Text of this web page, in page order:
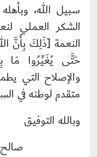
سبيل الله،
الشكر العملي
النعمة [ذَلِكَ بِأَنَّ
حَتَّى يُغَيِّرُوا مَا
والإصلاح التي
متقدم لوطنه في
وبالله التوفيق